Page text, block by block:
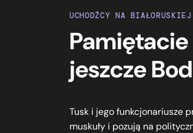
UCHODŹCY NA
Pamiętacie
jeszcze
Tusk i jego funkcjonariusze
muskuły i pozują na